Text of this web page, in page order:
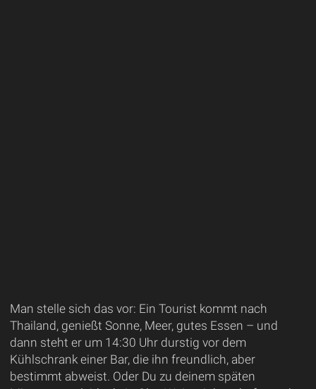
Man stelle sich das vor: Ein Tourist kommt nach
Thailand, genießt Sonne, Meer, gutes Essen – und
dann steht er um 14:30 Uhr durstig vor dem
Kühlschrank einer Bar, die ihn freundlich, aber
bestimmt abweist. Oder Du zu deinem späten